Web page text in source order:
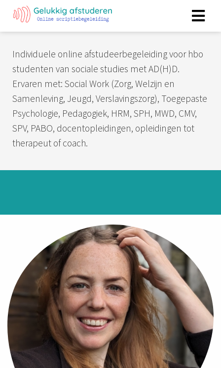
Individuele online afstudeerbegeleiding voor hbo
studenten van sociale studies met AD(H)D.
Ervaren met: Social Work (Zorg, Welzijn en
Samenleving, Jeugd, Verslavingszorg), Toegepaste
Psychologie, Pedagogiek, HRM, SPH, MWD, CMV,
SPV, PABO, docentopleidingen, opleidingen tot
therapeut of coach.